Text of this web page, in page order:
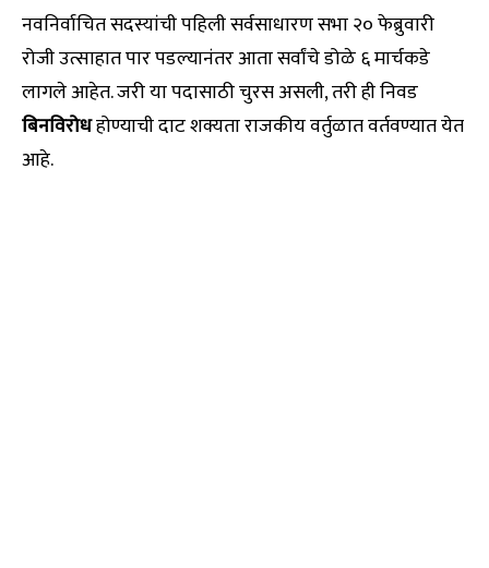
नवनिर्वाचित सदस्यांची पहिली सर्वसाधारण सभा २० फेब्रुवारी
रोजी उत्साहात पार पडल्यानंतर आता सर्वांचे डोळे ६ मार्चकडे
लागले आहेत. जरी या पदासाठी चुरस असली, तरी ही निवड
बिनविरोधहोण्याची दाट शक्यता राजकीय वर्तुळात वर्तवण्यात येत
आहे.